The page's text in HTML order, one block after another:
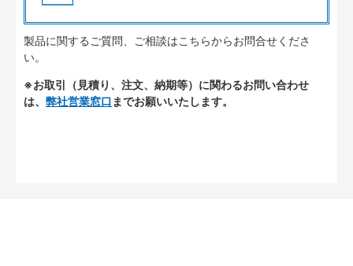
製品に関するご質問、ご相談はこちらからお問合せくださ
い。
※お取引（見積り、注文、納期等）に関わるお問い合わせ
は、 弊社営業窓口 までお願いいたします。